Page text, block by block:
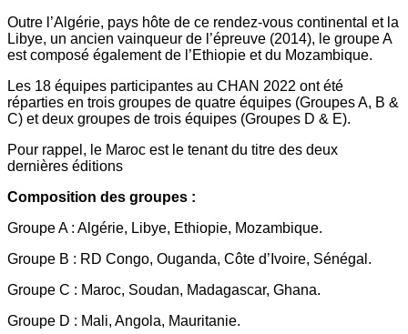
Outre l’Algérie, pays hôte de ce rendez-vous continental et la
Libye, un ancien vainqueur de l’épreuve (2014), le groupe A
est composé également de l’Ethiopie et du Mozambique.
Les 18 équipes participantes au CHAN 2022 ont été
réparties en trois groupes de quatre équipes (Groupes A, B &
C) et deux groupes de trois équipes (Groupes D & E).
Pour rappel, le Maroc est le tenant du titre des deux
dernières éditions
Composition des groupes :
Groupe A : Algérie, Libye, Ethiopie, Mozambique.
Groupe B : RD Congo, Ouganda, Côte d’Ivoire, Sénégal.
Groupe C : Maroc, Soudan, Madagascar, Ghana.
Groupe D : Mali, Angola, Mauritanie.